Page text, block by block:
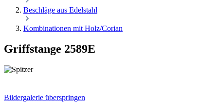
Beschläge aus Edelstahl
Kombinationen mit Holz/Corian
Griffstange 2589E
Bildergalerie überspringen